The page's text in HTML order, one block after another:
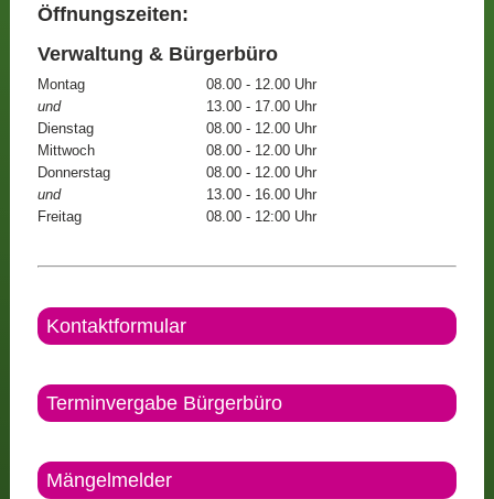
Öffnungszeiten:
Verwaltung & Bürgerbüro
Montag
08.00 - 12.00 Uhr
und
13.00 - 17.00 Uhr
Dienstag
08.00 - 12.00 Uhr
Mittwoch
08.00 - 12.00 Uhr
Donnerstag
08.00 - 12.00 Uhr
und
13.00 - 16.00 Uhr
Freitag
08.00 - 12:00 Uhr
Kontaktformular
Terminvergabe Bürgerbüro
Mängelmelder